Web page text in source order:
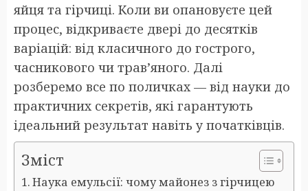
яйця та гірчиці. Коли ви опановуєте цей
процес, відкриваєте двері до десятків
варіацій: від класичного до гострого,
часникового чи трав’яного. Далі
розберемо все по поличках — від науки до
практичних секретів, які гарантують
ідеальний результат навіть у початківців.
Зміст
Наука емульсії: чому майонез з гірчицею